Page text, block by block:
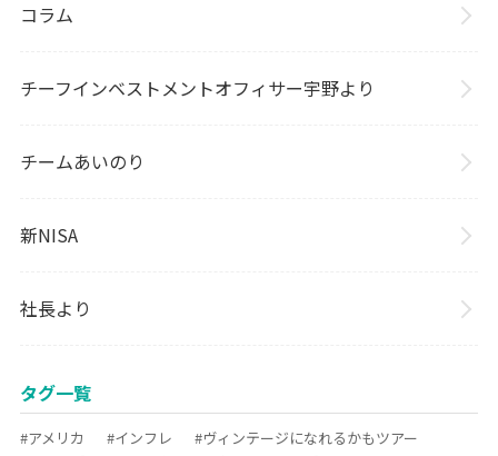
コラム
チーフインベストメントオフィサー宇野より
チームあいのり
新NISA
社長より
タグ一覧
#アメリカ #インフレ
#ヴィンテージになれるかもツアー